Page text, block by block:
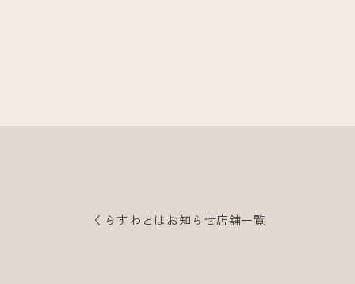
くらすわとは お知らせ店舗一覧